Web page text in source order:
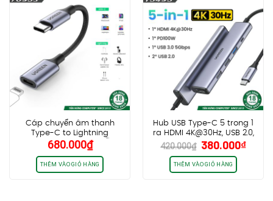
Cáp chuyển âm thanh
Type-C to Lightning
Ugreen 70953 US342, hỗ trợ
Full chức năng, chip MFi,
dây bọc dù
680.000₫
THÊM VÀO GIỎ HÀNG
Hub USB Type-C 5 trong 1
ra HDMI 4K@30Hz, USB 2.0,
USB 3.0, Sạc PD 100W
Ugreen 15495
420.000₫ Giá
gốc
là:
420.000₫.
380.000₫Giá
THÊM VÀO GIỎ HÀNG